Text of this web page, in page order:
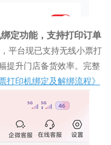
定功能，支持打印订单
平台现已支持无线小票打
提升门店备货效率。完整
打印机绑定及解绑流程》